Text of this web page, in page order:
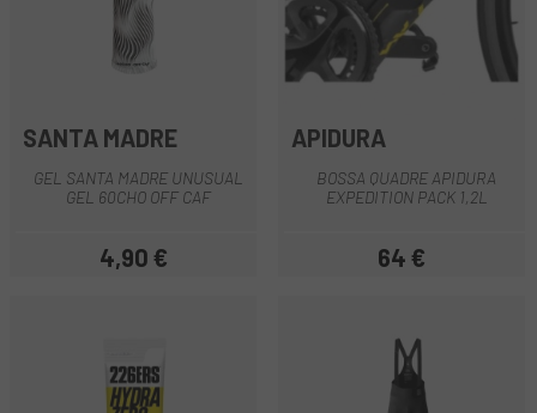
SANTA MADRE
GEL SANTA MADRE UNUSUAL
GEL 60CHO OFF CAF
Preu
4,90 €
APIDURA
BOSSA QUADRE APIDURA
EXPEDITION PACK 1,2L
Preu
64 €